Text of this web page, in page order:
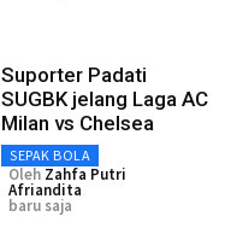
Suporter Padati
SUGBK jelang Laga AC
Milan vs Chelsea
SEPAK BOLA
Oleh Zahfa Putri
Afriandita
baru saja